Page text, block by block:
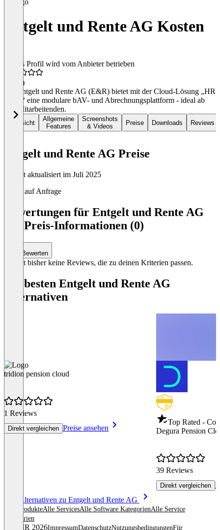
Entgelt und Rente AG Kosten
Dieses Profil wird vom Anbieter betrieben
(3)
Die Entgelt und Rente AG (E&R) bietet mit der Cloud-Lösung „HR
direkt“ eine modulare bAV- und Abrechnungsplattform - ideal ab
100 Mitarbeitenden.
Übersicht
Allgemeine
Features
Screenshots
& Videos
Preise Downloads Reviews
Entgelt und Rente AG Preise
Zuletzt aktualisiert im Juli 2025
Preise auf Anfrage
Bewertungen für Entgelt und Rente AG
mit Preis-Informationen (0)
Bewerten
Es gibt bisher keine Reviews, die zu deinen Kriterien passen.
Die besten Entgelt und Rente AG
Alternativen
tridion pension cloud
1 Reviews
Direkt vergleichen Preise ansehen
Top Rated -
Degura Pension
39 Reviews
Direkt vergleichen
Alle Alternativen zu Entgelt und Rente AG
Alle ProdukteAlle ServicesAlle Software KategorienAlle Service
Kategorien
© OMR 2026ImpressumDatenschutzNutzungsbedingungenFür